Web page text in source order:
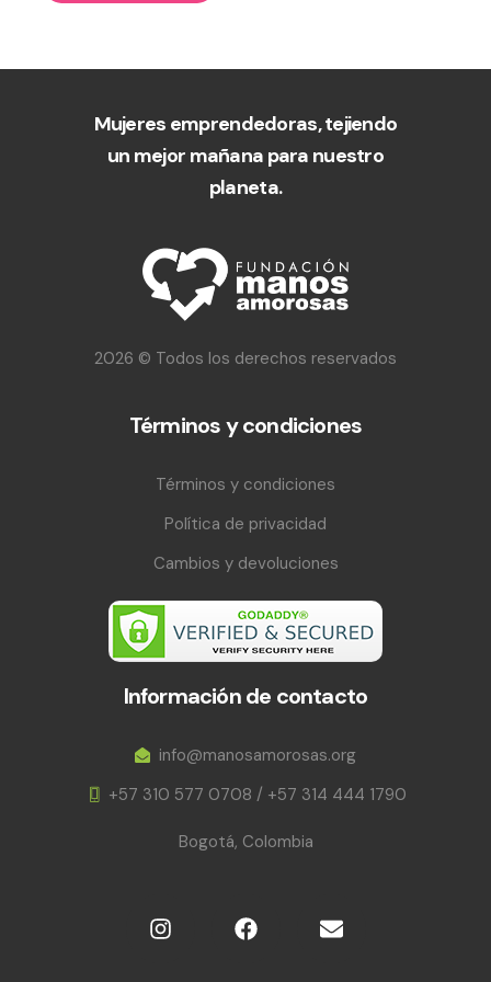
Mujeres emprendedoras, tejiendo
un mejor mañana para nuestro
planeta.
2026 © Todos los derechos reservados
Términos y condiciones
Términos y condiciones
Política de privacidad
Cambios y devoluciones
Información de contacto
info@manosamorosas.org
+57 310 577 0708 / +57 314 444 1790
Bogotá, Colombia